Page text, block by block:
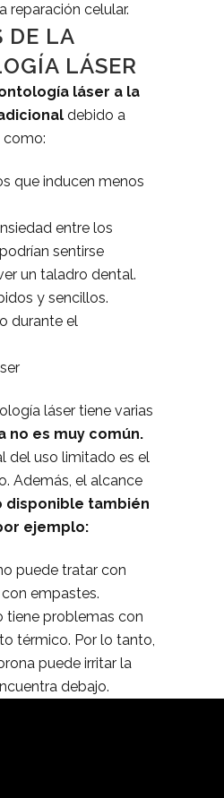
reparación celular.
DE LA
LÁSER
láser a la
debido a
como:
que inducen menos
entre los
sentirse
un taladro dental.
y sencillos.
durante el
láser tiene varias
no es muy común.
del uso limitado es el
Además, el alcance
disponible también
ejemplo:
puede tratar con
empastes.
tiene problemas con
térmico. Por lo tanto,
puede irritar la
debajo.